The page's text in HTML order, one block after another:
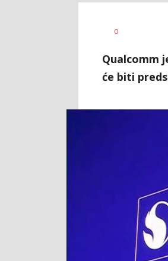
AUTOR
0
Qualcomm
će biti